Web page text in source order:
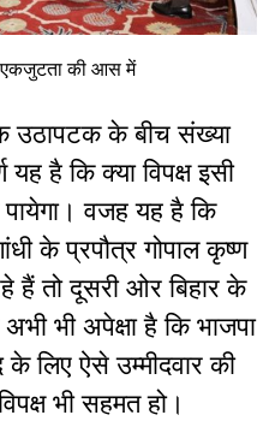
एकजुटता की आस में
उठापटक के बीच संख्या
है कि क्या विपक्ष इसी
वजह यह है कि
के प्रपौत्र गोपाल कृष्ण
हैं तो दूसरी ओर बिहार के
भी अपेक्षा है कि भाजपा
लिए ऐसे उम्मीदवार की
भी सहमत हो।